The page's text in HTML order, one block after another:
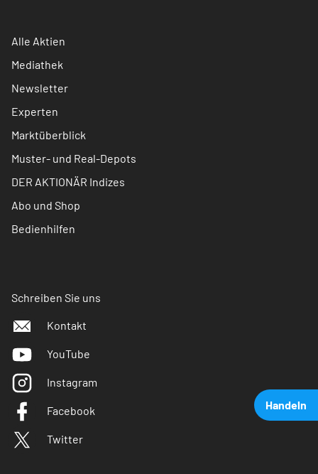
Handeln
Alle Aktien
Mediathek
Newsletter
Experten
Marktüberblick
Muster- und Real-Depots
DER AKTIONÄR Indizes
Abo und Shop
Bedienhilfen
Schreiben Sie uns
Kontakt
YouTube
Instagram
Facebook
Twitter